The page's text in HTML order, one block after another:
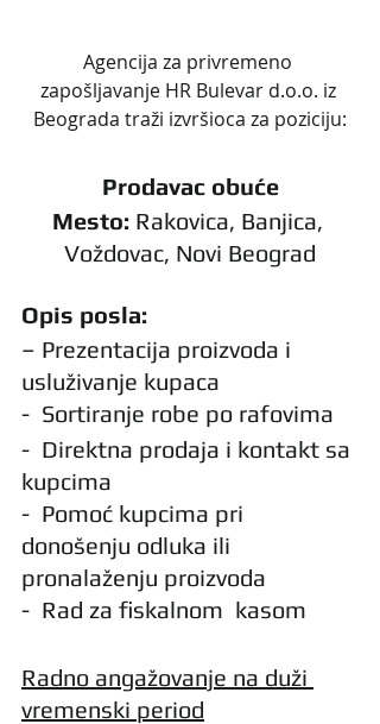
Agencija za privremeno
zapošljavanje HR Bulevar d.o.o. iz
Beograda traži izvršioca za poziciju:
Prodavac obuće
Mesto: Rakovica, Banjica,
Voždovac, Novi Beograd
Opis posla:
– Prezentacija proizvoda i
usluživanje kupaca
-  Sortiranje robe po rafovima
-  Direktna prodaja i kontakt sa
kupcima
-  Pomoć kupcima pri
donošenju odluka ili
pronalaženju proizvoda
-  Rad za fiskalnom  kasom
Radno angažovanje na duži
vremenski period